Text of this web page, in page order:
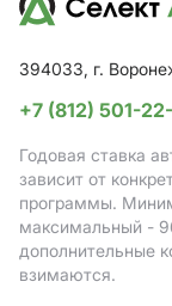
394033, г.
+7 (812) 501-
Годовая ставка
зависит от
программы.
максимальный -
дополнительные
взимаются.